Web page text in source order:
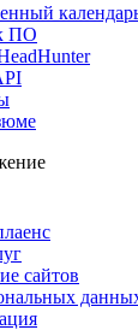
ПО
сайтов